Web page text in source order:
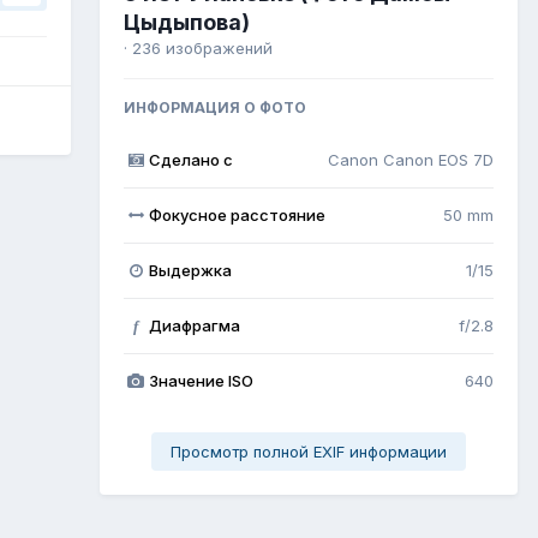
Цыдыпова)
· 236 изображений
ИНФОРМАЦИЯ О ФОТО
Сделано с Canon Canon EOS 7D
Фокусное расстояние 50 mm
Выдержка 1/15
f Диафрагма f/2.8
Значение ISO 640
Просмотр полной EXIF информации